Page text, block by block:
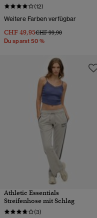
(12)
Weitere Farben verfügbar
CHF 49,95Preis wurde reduziert von
CHF 99,90bis
Du sparst 50 %
Athletic Essentials
Streifenhose mit Schlag
(3)